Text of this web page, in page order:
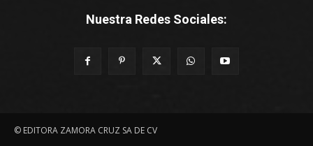
Nuestra Redes Sociales:
© EDITORA ZAMORA CRUZ SA DE CV